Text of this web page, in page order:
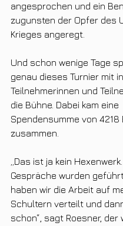
angesprochen und ein
zugunsten der Opfer des
Krieges angeregt.
Und schon wenige Tage
genau dieses Turnier mit
Teilnehmerinnen und
die Bühne. Dabei kam eine
Spendensumme von 4218
zusammen.
„Das ist ja kein
Gespräche wurden
haben wir die Arbeit auf
Schultern verteilt und
schon“, sagt Roesner, der